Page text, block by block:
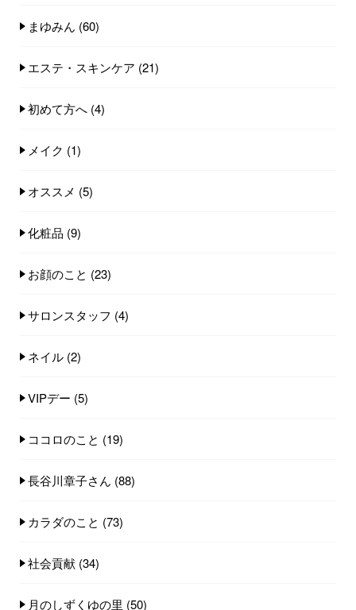
まゆみん (60)
エステ・スキンケア (21)
初めて方へ (4)
メイク (1)
オススメ (5)
化粧品 (9)
お顔のこと (23)
サロンスタッフ (4)
ネイル (2)
VIPデー (5)
ココロのこと (19)
長谷川章子さん (88)
カラダのこと (73)
社会貢献 (34)
月のしずくゆの里 (50)